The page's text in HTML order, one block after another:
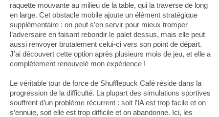
raquette mouvante au milieu de la table, qui la traverse de long
en large. Cet obstacle mobile ajoute un élément stratégique
supplémentaire : on peut s’en servir pour mieux tromper
l’adversaire en faisant rebondir le palet dessus, mais elle peut
aussi renvoyer brutalement celui-ci vers son point de départ.
J’ai découvert cette option après plusieurs mois de jeu, et elle a
complètement renouvelé mon expérience !
Le véritable tour de force de Shufflepuck Café réside dans la
progression de la difficulté. La plupart des simulations sportives
souffrent d’un problème récurrent : soit l’IA est trop facile et on
s’ennuie, soit elle est trop difficile et on abandonne. Ici, les